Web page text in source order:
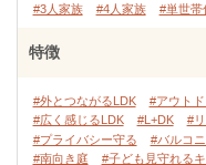
#3人家族 #4人家族 #単世帯
特徴
#外とつながるLDK #アウト
#広く感じるLDK
#L+DK #
#プライバシー守る
#バルコ
#南向き庭
#子ども見守れる